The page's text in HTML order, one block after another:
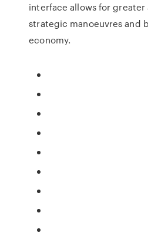
interface allows for
strategic manoeuvres and
economy.